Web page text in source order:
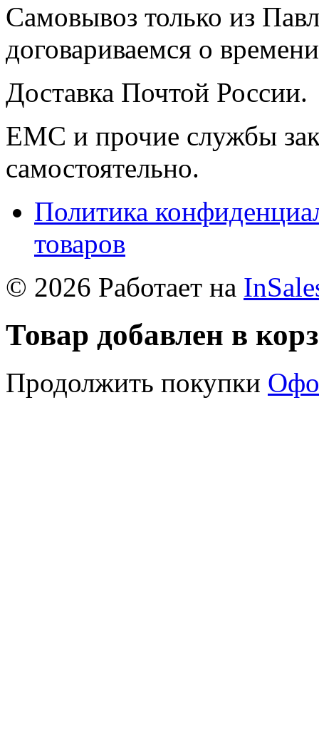
Самовывоз только из
договариваемся о
Доставка Почтой России.
ЕМС и прочие службы
самостоятельно.
Политика
товаров
© 2026 Работает на
Товар добавлен в
Продолжить покупки